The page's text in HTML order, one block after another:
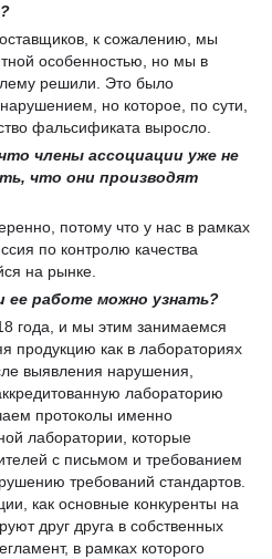
к сожалению, мы
особенностью, но мы в
решили. Это было
но которое, по сути,
фальсификата выросло.
члены ассоциации уже не
что они производят
потому что у нас в рамках
по контролю качества
на рынке.
ее работе можно узнать?
года, и мы этим занимаемся
продукцию как в лабораториях
выявления нарушения,
лабораторию
протоколы именно
лаборатории, которые
с письмом и требованием
требований стандартов.
как основные конкуренты на
друг друга в собственных
в рамках которого